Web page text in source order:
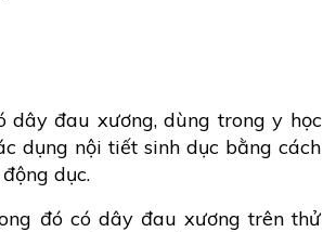
dây đau xương, dùng trong y học
dụng nội tiết sinh dục bằng cách
dục.
đó có dây đau xương trên thử